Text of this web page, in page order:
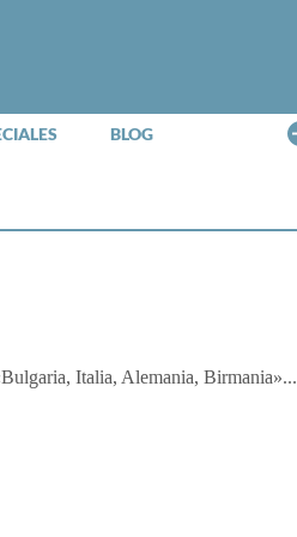
BLOG
Italia, Alemania, Birmania»...